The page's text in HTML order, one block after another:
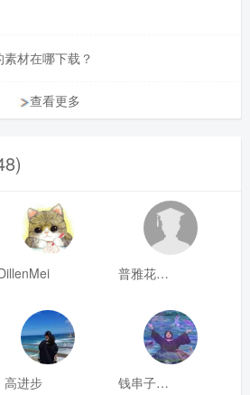
材在哪下载？
查看更多
普雅花qya
高进步 钱串子123